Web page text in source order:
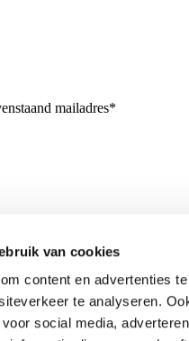
van cookies
content en advertenties
te analyseren.
social media,
mailadres*